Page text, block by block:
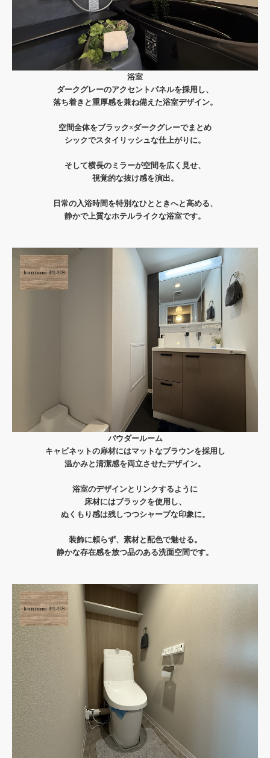
浴室
ダークグレーのアクセントパネルを採用し、
落ち着きと重厚感を兼ね備えた浴室デザイン。
空間全体をブラック×ダークグレーでまとめ
シックでスタイリッシュな仕上がりに。
そして横長のミラーが空間を広く見せ、
視覚的な抜け感を演出。
日常の入浴時間を特別なひとときへと高める、
静かで上質なホテルライクな浴室です。
パウダールーム
キャビネットの扉材にはマットなブラウンを採用し
温かみと清潔感を両立させたデザイン。
浴室のデザインとリンクするように
床材にはブラックを使用し、
ぬくもり感は残しつつシャープな印象に。
装飾に頼らず、素材と配色で魅せる。
静かな存在感を放つ品のある洗面空間です。